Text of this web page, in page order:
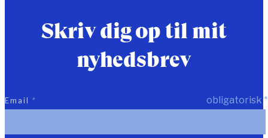
Skriv dig op til mit
nyhedsbrev
*
obligatorisk
Email *